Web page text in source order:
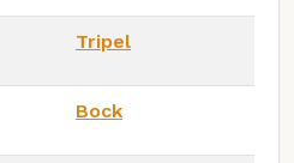
Tripel
Bock